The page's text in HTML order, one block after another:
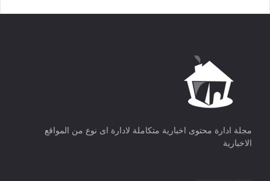
مجلة ادارة محتوى اخبارية متكاملة لادارة اى نوع من المواقع
الاخبارية